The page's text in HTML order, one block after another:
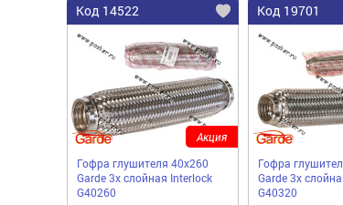
Код 14522
Гофра глушителя 40x260
Garde 3х слойная Interloсk
G40260
Акция
Код 19701
Гофра
Garde 3х
G40320